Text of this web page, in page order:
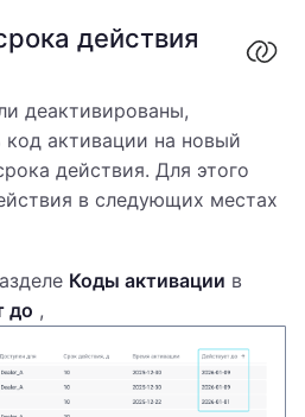
действия
деактивированы,
активации на новый
действия. Для этого
в следующих местах
Коды активации в
до ,